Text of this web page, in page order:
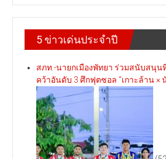
5 ข่าวเด่นประจำปี
สภท.-นายกเมืองพัทยา ร่วมสนับสนุน
คว้าอันดับ 3 ศึกฟุตซอล “เกาะล้าน ×